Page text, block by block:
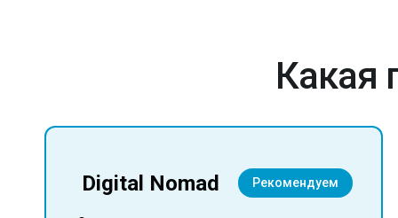
Какая
Digital Nomad Рекомендуем